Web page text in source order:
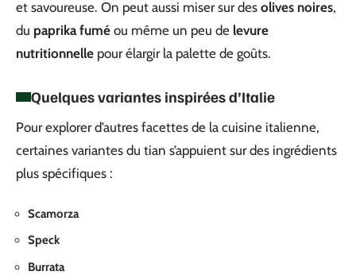
et savoureuse. On peut aussi miser sur des olives noires,
du paprika fumé ou même un peu de levure
nutritionnelle pour élargir la palette de goûts.
Quelques variantes inspirées d’Italie
Pour explorer d’autres facettes de la cuisine italienne,
certaines variantes du tian s’appuient sur des ingrédients
plus spécifiques :
Scamorza
Speck
Burrata